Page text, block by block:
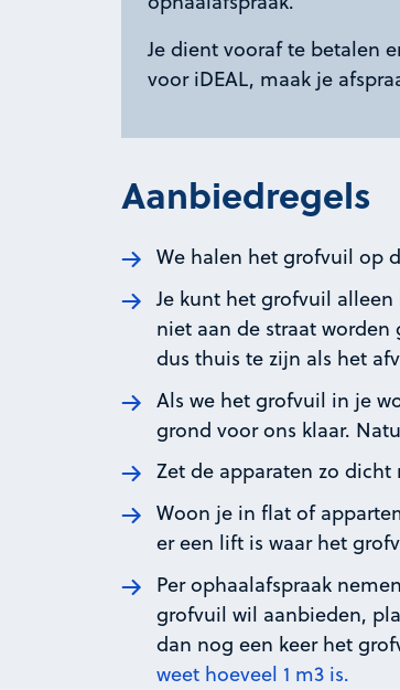
Je dient vooraf te betalen
voor iDEAL, maak je
Aanbiedregels
We halen het grofvuil op
Je kunt het grofvuil
niet aan de straat
dus thuis te zijn als het
Als we het grofvuil in je
grond voor ons klaar.
Zet de apparaten zo
Woon je in flat of
er een lift is waar het
Per ophaalafspraak
grofvuil wil aanbieden,
dan nog een keer het
weet hoeveel 1 m3 is.